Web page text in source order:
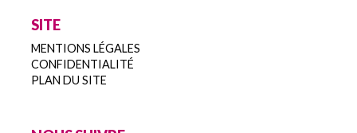
SITE
MENTIONS LÉGALES
CONFIDENTIALITÉ
PLAN DU SITE